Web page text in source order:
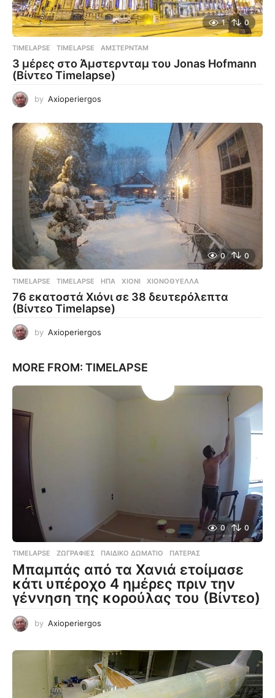
1 0
TIMELAPSE TIMELAPSE ,ΆΜΣΤΕΡΝΤΑΜ
3 μέρες στο Άμστερνταμ του Jonas Hofmann
(Βίντεο Timelapse)
by Axioperiergos
0 0
TIMELAPSE TIMELAPSE ,ΗΠΑ ,ΧΙΌΝΙ ,ΧΙΟΝΟΘΎΕΛΛΑ
76 εκατοστά Χιόνι σε 38 δευτερόλεπτα
(Βίντεο Timelapse)
by Axioperiergos
MORE FROM: TIMELAPSE
0 0
TIMELAPSE ΖΩΓΡΑΦΙΈΣ ,ΠΑΙΔΙΚΌ ΔΩΜΆΤΙΟ ,ΠΑΤΈΡΑΣ
Μπαμπάς από τα Χανιά ετοίμασε
κάτι υπέροχο 4 ημέρες πριν την
γέννηση της κορούλας του (Βίντεο)
by Axioperiergos